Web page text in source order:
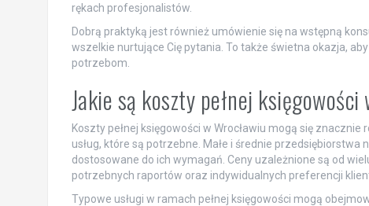
rękach profesjonalistów.
Dobrą praktyką jest również umówienie się na wstępną
wszelkie nurtujące Cię pytania. To także świetna okazja,
potrzebom.
Jakie są koszty pełnej
Koszty pełnej księgowości w Wrocławiu mogą się
usług, które są potrzebne. Małe i średnie
dostosowane do ich wymagań. Ceny uzależnione są od
potrzebnych raportów oraz indywidualnych preferencji
Typowe usługi w ramach pełnej księgowości mogą